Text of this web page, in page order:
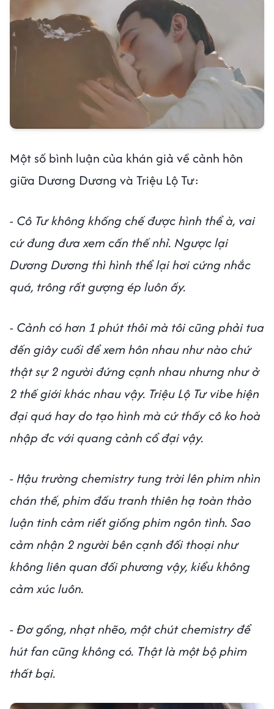
Một số bình luận của khán giả về cảnh hôn
giữa Dương Dương và Triệu Lộ Tư:
- Cô Tư không khống chế được hình thể à, vai
cứ đung đưa xem cấn thế nhỉ. Ngược lại
Dương Dương thì hình thể lại hơi cứng nhắc
quá, trông rất gượng ép luôn ấy.
- Cảnh có hơn 1 phút thôi mà tôi cũng phải tua
đến giây cuối để xem hôn nhau như nào chứ
thật sự 2 người đứng cạnh nhau nhưng như ở
2 thế giới khác nhau vậy. Triệu Lộ Tư vibe hiện
đại quá hay do tạo hình mà cứ thấy cô ko hoà
nhập đc với quang cảnh cổ đại vậy.
- Hậu trường chemistry tung trời lên phim nhìn
chán thế, phim đấu tranh thiên hạ toàn thảo
luận tinh cảm riết giống phim ngôn tình. Sao
cảm nhận 2 người bên cạnh đối thoại như
không liên quan đối phương vậy, kiểu không
cảm xúc luôn.
- Đơ gồng, nhạt nhẽo, một chút chemistry để
hút fan cũng không có. Thật là một bộ phim
thất bại.